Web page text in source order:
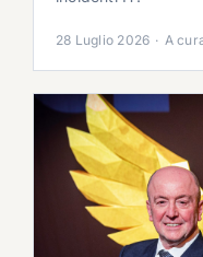
28 Luglio 2026 · A